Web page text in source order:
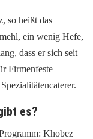
so heißt das
ein wenig Hefe,
dass er sich seit
Firmenfeste
es?
Khobez